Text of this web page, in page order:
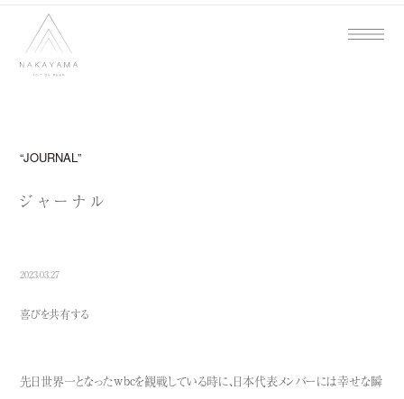
JOURNAL
ジャーナル
2023.03.27
喜びを共有する
先日世界一となったwbcを観戦している時に、日本代表メンバーには幸せな瞬